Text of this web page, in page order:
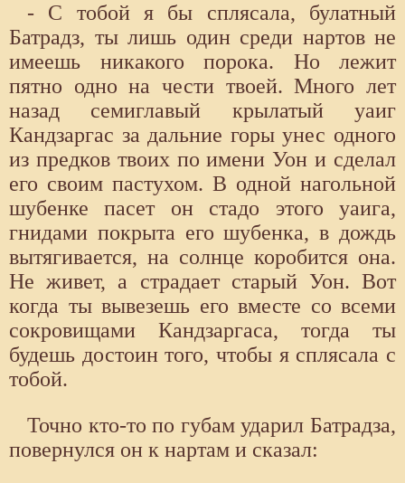
- С тобой я бы сплясала, булатный
Батрадз, ты лишь один среди нартов не
имеешь никакого порока. Но лежит
пятно одно на чести твоей. Много лет
назад семиглавый крылатый уаиг
Кандзаргас за дальние горы унес одного
из предков твоих по имени Уон и сделал
его своим пастухом. В одной нагольной
шубенке пасет он стадо этого уаига,
гнидами покрыта его шубенка, в дождь
вытягивается, на солнце коробится она.
Не живет, а страдает старый Уон. Вот
когда ты вывезешь его вместе со всеми
сокровищами Кандзаргаса, тогда ты
будешь достоин того, чтобы я сплясала с
тобой.
Точно кто-то по губам ударил Батрадза,
повернулся он к нартам и сказал: